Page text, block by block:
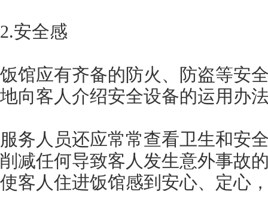
2.安全感
饭馆应有齐备的防火、防盗等安
地向客人介绍安全设备的运用办
服务人员还应常常查看卫生和安
削减任何导致客人发生意外事故
使客人住进饭馆感到安心、定心